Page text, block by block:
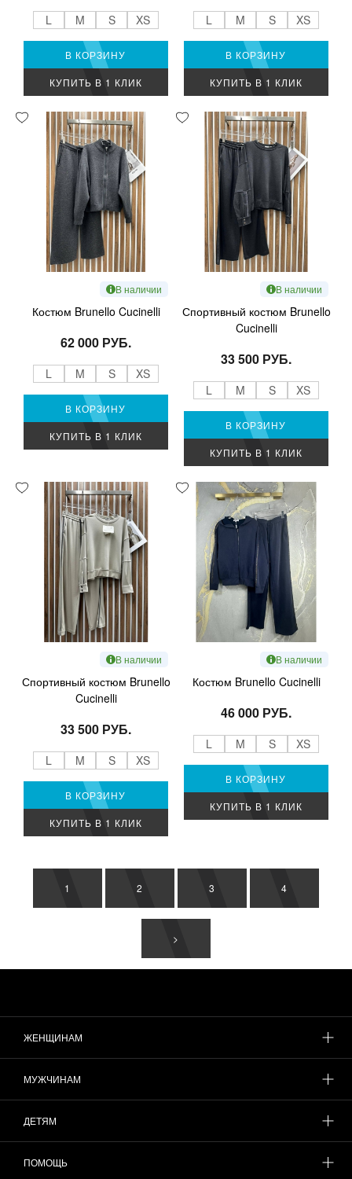
L M S XS
В КОРЗИНУ
КУПИТЬ В 1 КЛИК
L M S XS
В КОРЗИНУ
КУПИТЬ В 1 КЛИК
В наличии
Костюм Brunello Cucinelli
62 000 РУБ.
L M S XS
В КОРЗИНУ
КУПИТЬ В 1 КЛИК
В наличии
Спортивный костюм Brunello
Cucinelli
33 500 РУБ.
L M S XS
В КОРЗИНУ
КУПИТЬ В 1 КЛИК
В наличии
Спортивный костюм Brunello
Cucinelli
33 500 РУБ.
L M S XS
В КОРЗИНУ
КУПИТЬ В 1 КЛИК
В наличии
Костюм Brunello Cucinelli
46 000 РУБ.
L M S XS
В КОРЗИНУ
КУПИТЬ В 1 КЛИК
1 2 3 4
>
ЖЕНЩИНАМ
МУЖЧИНАМ
ДЕТЯМ
ПОМОЩЬ